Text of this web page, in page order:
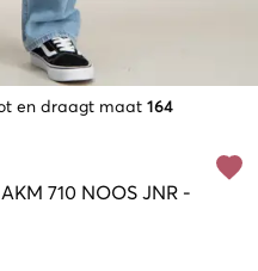
en draagt maat 164
710 NOOS JNR -